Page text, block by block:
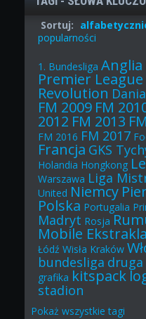
Sortuj:
popularności
1. Bundesliga Anglia
Premier League
Revolution Dania
FM 2009 FM
2012 FM 2013
FM 2016 FM 2017
Francja GKS
Holandia Hongkong
Warszawa Liga
United Niemcy
Polska Portugalia
Madryt Rosja
Mobile
Łódź Wisła Kraków
bundesliga
grafika kitspack
stadion
Pokażwszystkie tagi